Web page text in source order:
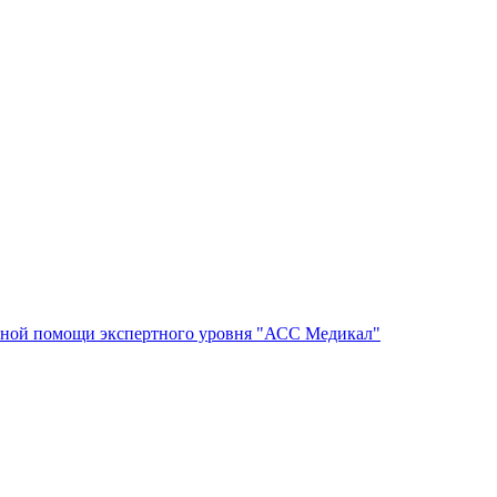
помощи экспертного уровня "АСС Медикал"